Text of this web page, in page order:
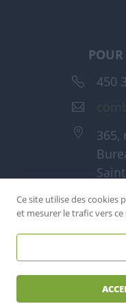
450
365,
Tous droits
Réalisé
Ce site utilise des cookies
et mesurer le trafic vers ce